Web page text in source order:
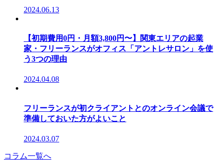
2024.06.13
【初期費用0円・月額3,800円〜】関東エリアの起業
家・フリーランスがオフィス「アントレサロン」を使
う3つの理由
2024.04.08
フリーランスが初クライアントとのオンライン会議で
準備しておいた方がよいこと
2024.03.07
コラム一覧へ